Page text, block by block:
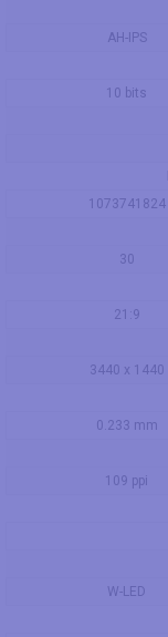
AH-IPS
10 bits
1073741824
30
21:9
3440 x 1440
0.233 mm
109 ppi
W-LED